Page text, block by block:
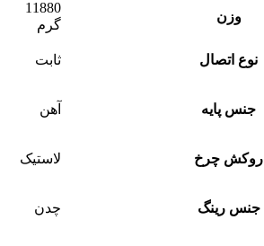
وزن
11880
گرم
نوع اتصال ثابت
جنس پایه آهن
روکش چرخ لاستیک
جنس رینگ چدن